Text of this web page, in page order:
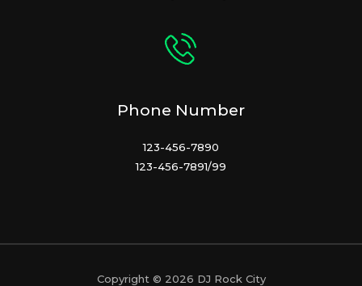
Phone Number
123-456-7890
123-456-7891/99
Copyright © 2026 DJ Rock City